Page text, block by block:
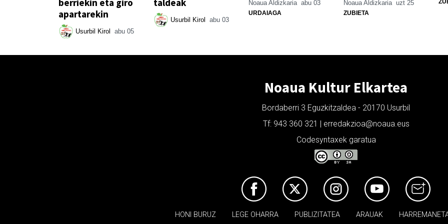
berriekin eta giro
apartarekin
Usurbil Kirol abu 05
taldeak
Usurbil Kirol abu 03
Noaua Aldizkaria abu 03
URDAIAGA
Noaua Aldizkaria uzt 25
ZUBIETA
Noaua Kultur Elkartea
Bordaberri 3 Eguzkitzaldea - 20170 Usurbil
Tf: 943 360 321 | erredakzioa@noaua.eus
Codesyntaxek garatua
HONI BURUZ LEGE OHARRA PUBLIZITATEA ARAUAK